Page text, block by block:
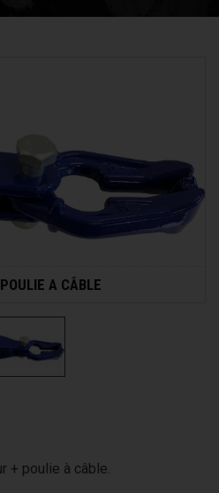
A CÂBLE
+ poulie à câble.